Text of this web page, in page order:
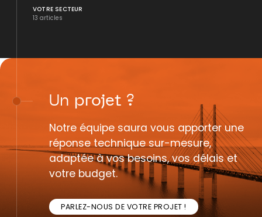
VOTRE SECTEUR
13 articles
Un projet ?
Notre équipe saura vous apporter une
réponse technique sur-mesure,
adaptée à vos besoins, vos délais et
votre budget.
PARLEZ-NOUS DE VOTRE PROJET !